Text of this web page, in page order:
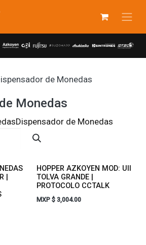
de Monedas
Monedas
Dispensador de Monedas
|
HOPPER AZKOYEN MOD: UII
TOLVA GRANDE |
PROTOCOLO CCTALK
MXP $ 3,004.00